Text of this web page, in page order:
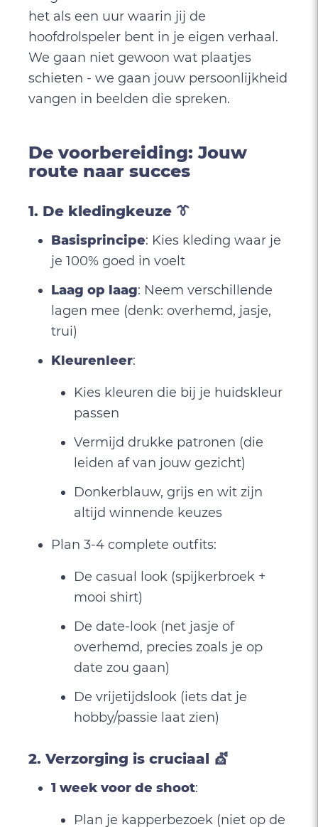
het als een uur waarin jij de
hoofdrolspeler bent in je eigen verhaal.
We gaan niet gewoon wat plaatjes
schieten - we gaan jouw persoonlijkheid
vangen in beelden die spreken.
De voorbereiding: Jouw
route naar succes
1. De kledingkeuze 👔
Basisprincipe: Kies kleding waar je
je 100% goed in voelt
Laag op laag: Neem verschillende
lagen mee (denk: overhemd, jasje,
trui)
Kleurenleer:
Kies kleuren die bij je huidskleur
passen
Vermijd drukke patronen (die
leiden af van jouw gezicht)
Donkerblauw, grijs en wit zijn
altijd winnende keuzes
Plan 3-4 complete outfits:
De casual look (spijkerbroek +
mooi shirt)
De date-look (net jasje of
overhemd, precies zoals je op
date zou gaan)
De vrijetijdslook (iets dat je
hobby/passie laat zien)
2. Verzorging is cruciaal 💇
1 week voor de shoot:
Plan je kapperbezoek (niet op de